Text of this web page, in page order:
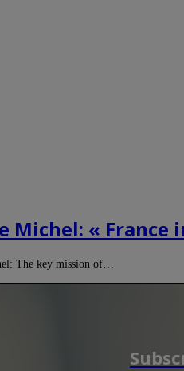
Michel: «
The key mission of…